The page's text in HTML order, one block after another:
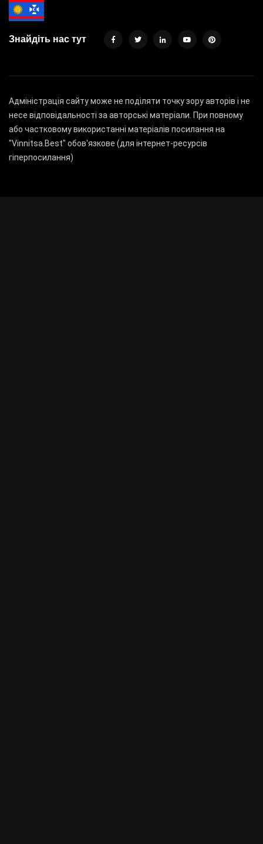
Знайдіть нас тут
Адміністрація сайту може не поділяти точку зору авторів і не
несе відповідальності за авторські матеріали. При повному
або частковому використанні матеріалів посилання на
"Vinnitsa.Best" обов'язкове (для інтернет-ресурсів
гіперпосилання)